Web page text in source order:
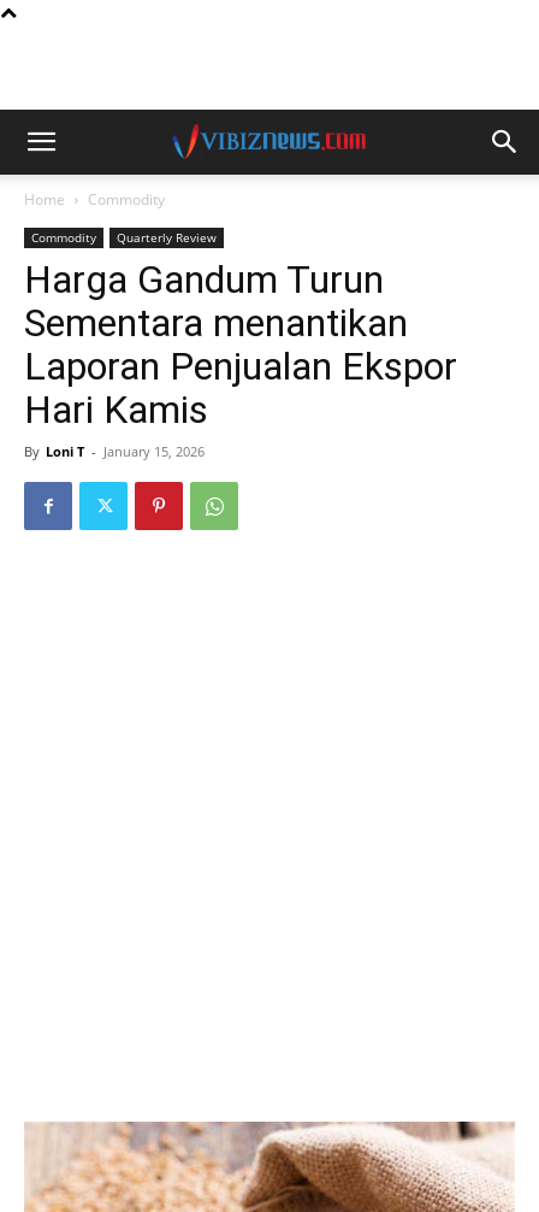
Home Commodity
Commodity Quarterly Review
Harga Gandum Turun
Sementara menantikan
Laporan Penjualan Ekspor
Hari Kamis
By Loni T - January 15, 2026